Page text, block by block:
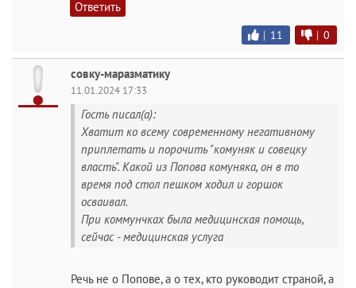
Ответить
| 11 | 0
совку-маразматику
11.01.2024 17:33
Гость писал(а):
Хватит ко всему современному негативному
приплетать и порочить "комуняк и совецку
власть". Какой из Попова комуняка, он в то
время под стол пешком ходил и горшок
осваивал.
При коммунчках была медицинская помощь,
сейчас - медицинская услуга
Речь не о Попове, а о тех, кто руководит страной, а